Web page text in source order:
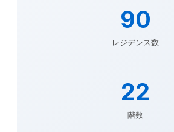
90
レジデンス数
22
階数